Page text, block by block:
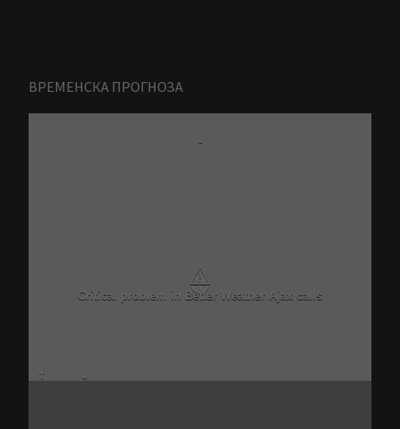
ВРЕМЕНСКА ПРОГНОЗА
-
⚠
Critical problem in Better Weather Ajax calls